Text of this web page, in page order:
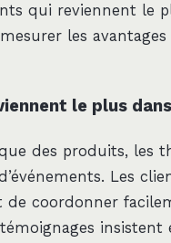
qui reviennent le
les
le plus
des produits, les
Les
coordonner
insistent